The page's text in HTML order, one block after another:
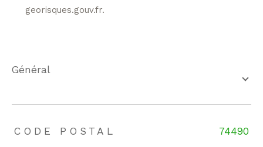
georisques.gouv.fr.
général
TRAD_ZEPHYR_Caracteristique TRAD_ZEPHYR_Valeurs
CODE POSTAL 74490